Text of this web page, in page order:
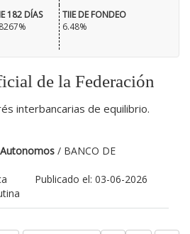
182 DÍAS
TIIE DE FONDEO
6.48%
de la Federación
interbancarias de equilibrio.
/ BANCO DE
Publicado el: 03-06-2026